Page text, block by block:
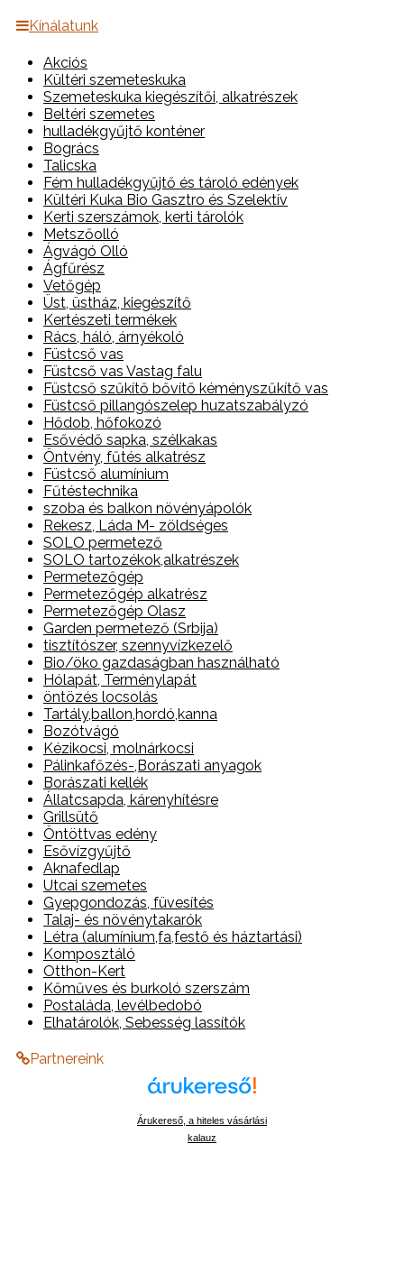
Kínálatunk
Akciós
Kültéri szemeteskuka
Szemeteskuka kiegészítői, alkatrészek
Beltéri szemetes
hulladékgyűjtő konténer
Bogrács
Talicska
Fém hulladékgyűjtő és tároló edények
Kültéri Kuka Bio Gasztro és Szelektív
Kerti szerszámok, kerti tárolók
Metszőolló
Ágvágó Olló
Ágfűrész
Vetőgép
Üst, üstház, kiegészítő
Kertészeti termékek
Rács, háló, árnyékoló
Füstcső vas
Füstcső vas Vastag falu
Füstcső szűkítő bővítő kéményszűkítő vas
Füstcső pillangószelep huzatszabályzó
Hődob, hőfokozó
Esővédő sapka, szélkakas
Öntvény, fűtés alkatrész
Füstcső alumínium
Fűtéstechnika
szoba és balkon növényápolók
Rekesz, Láda M- zöldséges
SOLO permetező
SOLO tartozékok,alkatrészek
Permetezőgép
Permetezőgép alkatrész
Permetezőgép Olasz
Garden permetező (Srbija)
tisztítószer, szennyvízkezelő
Bio/öko gazdaságban használható
Hólapát, Terménylapát
öntözés locsolás
Tartály,ballon,hordó,kanna
Bozótvágó
Kézikocsi, molnárkocsi
Pálinkafőzés-,Borászati anyagok
Borászati kellék
Állatcsapda, kárenyhítésre
Grillsütő
Öntöttvas edény
Esővízgyűjtő
Aknafedlap
Utcai szemetes
Gyepgondozás, füvesítés
Talaj- és növénytakarók
Létra (alumínium,fa,festő és háztartási)
Komposztáló
Otthon-Kert
Kőműves és burkoló szerszám
Postaláda, levélbedobó
Elhatárolók, Sebesség lassítók
Partnereink
Árukereső, a hiteles vásárlási
kalauz